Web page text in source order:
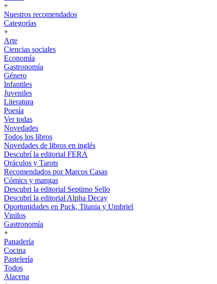
+
Nuestros recomendados
Categorías
+
Arte
Ciencias sociales
Economía
Gastronomía
Género
Infantiles
Juveniles
Literatura
Poesía
Ver todas
Novedades
Todos los libros
Novedades de libros en inglés
Descubrí la editorial FERA
Oráculos y Tarots
Recomendados por Marcos Casas
Cómics y mangas
Descubri la editorial Septimo Sello
Descubrí la editorial Alpha Decay
Oportunidades en Puck, Titania y Umbriel
Vinilos
Gastronomía
+
Panadería
Cocina
Pastelería
Todos
Alacena